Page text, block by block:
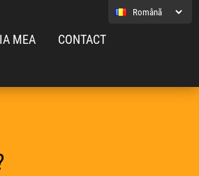
MEA CONTACT